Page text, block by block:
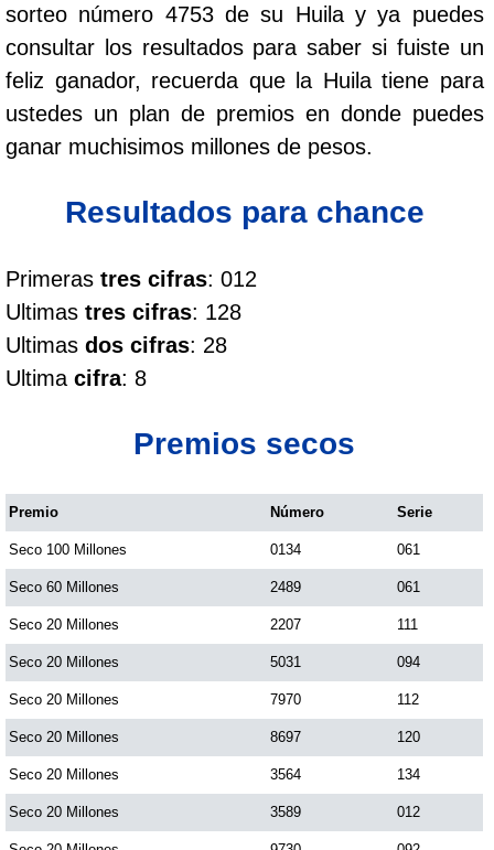
Astro Luna
Cafeterito Tarde
Cafeterito Noche
Caribeña Día
Caribeña Noche
Chontico Día
Culona noche
Dorado Mañana
Dorado Tarde
Dorado Noche
Fantástica Día
sorteo número 4753 de su Huila y ya puedes
consultar los resultados para saber si fuiste un
feliz ganador, recuerda que la Huila tiene para
ustedes un plan de premios en donde puedes
ganar muchisimos millones de pesos.
Resultados para chance
Primeras tres cifras: 012
Ultimas tres cifras: 128
Ultimas dos cifras: 28
Ultima cifra: 8
Premios secos
Premio Número Serie
Seco 100 Millones 0134 061
Seco 60 Millones 2489 061
Seco 20 Millones 2207 111
Seco 20 Millones 5031 094
Seco 20 Millones 7970 112
Seco 20 Millones 8697 120
Seco 20 Millones 3564 134
Seco 20 Millones 3589 012